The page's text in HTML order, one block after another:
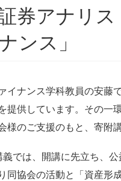
券アナリ
ンス」
イナンス学科教員の安藤
提供しています。その一
様のご支援のもと、寄附
では、開講に先立ち、
同協会の活動と「資産形